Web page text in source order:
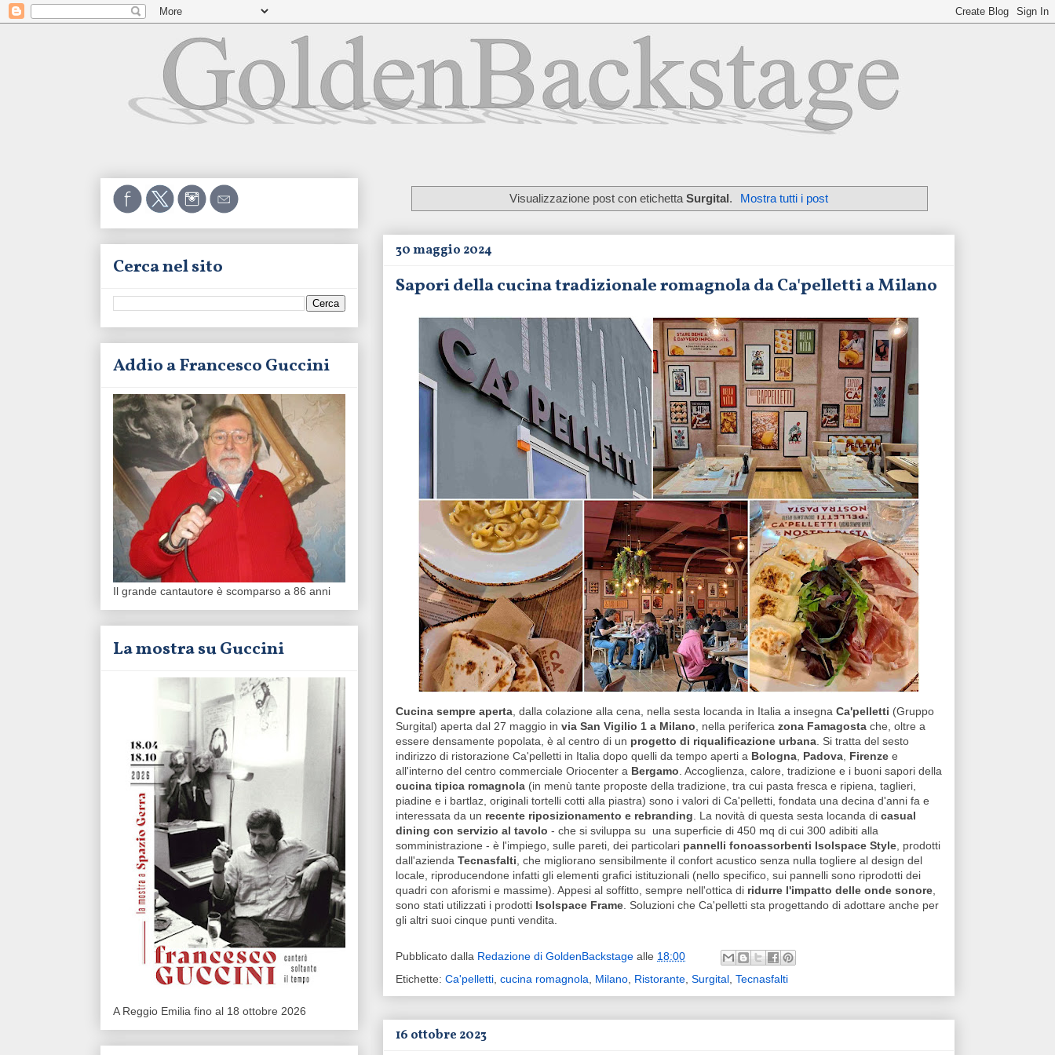
Visualizzazione post con etichetta Surgital. Mostra tutti i post
30 maggio 2024
Sapori della cucina tradizionale romagnola da Ca'pelletti a Milano
Cucina sempre aperta, dalla colazione alla cena, nella sesta locanda in Italia a insegna Ca'pelletti (Gruppo
Surgital) aperta dal 27 maggio in via San Vigilio 1 a Milano, nella periferica zona Famagosta che, oltre a
essere densamente popolata, è al centro di un progetto di riqualificazione urbana. Si tratta del sesto
indirizzo di ristorazione Ca'pelletti in Italia dopo quelli da tempo aperti a Bologna, Padova, Firenze e
all'interno del centro commerciale Oriocenter a Bergamo. Accoglienza, calore, tradizione e i buoni sapori della
cucina tipica romagnola (in menù tante proposte della tradizione, tra cui pasta fresca e ripiena, taglieri,
piadine e i bartlaz, originali tortelli cotti alla piastra) sono i valori di Ca'pelletti, fondata una decina d'anni fa e
interessata da un recente riposizionamento e rebranding. La novità di questa sesta locanda di casual
dining con servizio al tavolo - che si sviluppa su una superficie di 450 mq di cui 300 adibiti alla
somministrazione - è l'impiego, sulle pareti, dei particolari pannelli fonoassorbenti Isolspace Style, prodotti
dall'azienda Tecnasfalti, che migliorano sensibilmente il confort acustico senza nulla togliere al design del
locale, riproducendone infatti gli elementi grafici istituzionali (nello specifico, sui pannelli sono riprodotti dei
quadri con aforismi e massime). Appesi al soffitto, sempre nell'ottica di ridurre l'impatto delle onde sonore,
sono stati utilizzati i prodotti Isolspace Frame. Soluzioni che Ca'pelletti sta progettando di adottare anche per
gli altri suoi cinque punti vendita.
Pubblicato dalla Redazione di GoldenBackstage alle 18:00
Etichette: Ca'pelletti, cucina romagnola, Milano, Ristorante, Surgital, Tecnasfalti
16 ottobre 2023
Cerca nel sito
Addio a Francesco Guccini
Il grande cantautore è scomparso a 86 anni
La mostra su Guccini
A Reggio Emilia fino al 18 ottobre 2026